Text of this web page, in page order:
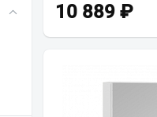
10 889 ₽